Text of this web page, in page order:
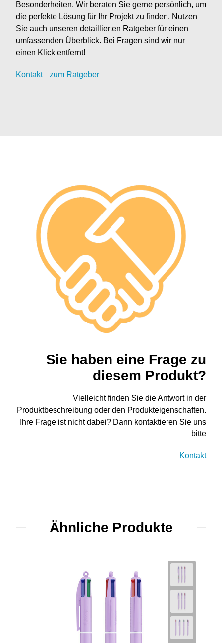
Besonderheiten. Wir beraten Sie gerne persönlich, um
die perfekte Lösung für Ihr Projekt zu finden. Nutzen
Sie auch unseren detaillierten Ratgeber für einen
umfassenden Überblick. Bei Fragen sind wir nur
einen Klick entfernt!
Kontakt zum Ratgeber
Sie haben eine Frage zu
diesem Produkt?
Vielleicht finden Sie die Antwort in der
Produktbeschreibung oder den Produkteigenschaften.
Ihre Frage ist nicht dabei? Dann kontaktieren Sie uns
bitte
Kontakt
Ähnliche Produkte